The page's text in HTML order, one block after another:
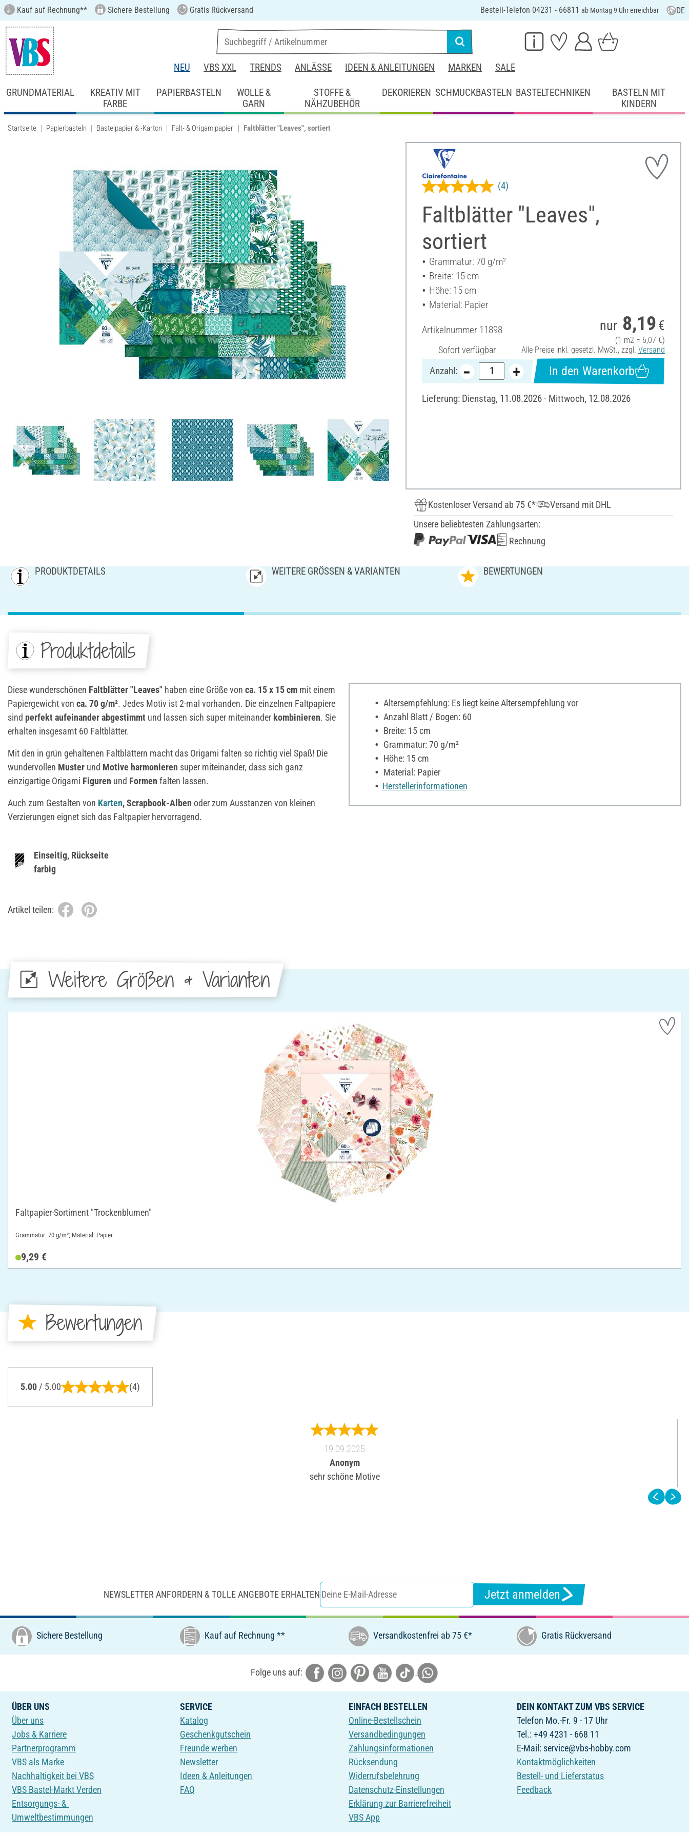
Kauf auf Rechnung** Sichere Bestellung Gratis Rückversand Bestell-Telefon 04231 - 66811 ab Montag 9 Uhr erreichbar DE
NEU VBS XXL TRENDS ANLÄSSE IDEEN & ANLEITUNGEN MARKEN SALE
GRUNDMATERIAL
KREATIV MIT
FARBE
PAPIERBASTELN
WOLLE &
GARN
STOFFE &
NÄHZUBEHÖR
DEKORIEREN SCHMUCKBASTELN BASTELTECHNIKEN
BASTELN MIT
KINDERN
Startseite Papierbasteln Bastelpapier & -Karton Falt- & Origamipapier Faltblätter "Leaves", sortiert
Faltblätter "Leaves",
sortiert
(4)
Grammatur: 70 g/m²
Breite: 15 cm
Höhe: 15 cm
Material: Papier
Artikelnummer 11898
Sofort verfügbar
nur 8,19 €
(1 m2 = 6,07 €)
Alle Preise inkl. gesetzl. MwSt., zzgl. Versand
Anzahl: In den Warenkorb
Lieferung: Dienstag, 11.08.2026 - Mittwoch, 12.08.2026
Kostenloser Versand ab 75 €*
Versand mit DHL
Unsere beliebtesten Zahlungsarten:
Rechnung
PRODUKTDETAILS WEITERE GRÖSSEN & VARIANTEN BEWERTUNGEN
Produktdetails
Diese wunderschönen Faltblätter "Leaves" haben eine Größe von ca. 15 x 15 cm mit einem
Papiergewicht von ca. 70 g/m². Jedes Motiv ist 2-mal vorhanden. Die einzelnen Faltpapiere
sind perfekt aufeinander abgestimmt und lassen sich super miteinander kombinieren. Sie
erhalten insgesamt 60 Faltblätter.
Mit den in grün gehaltenen Faltblättern macht das Origami falten so richtig viel Spaß! Die
wundervollen Muster und Motive harmonieren super miteinander, dass sich ganz
einzigartige Origami Figuren und Formen falten lassen.
Auch zum Gestalten von Karten, Scrapbook-Alben oder zum Ausstanzen von kleinen
Verzierungen eignet sich das Faltpapier hervorragend.
Altersempfehlung: Es liegt keine Altersempfehlung vor
Anzahl Blatt / Bogen: 60
Breite: 15 cm
Grammatur: 70 g/m²
Höhe: 15 cm
Material: Papier
Herstellerinformationen
Einseitig, Rückseite
farbig
Artikel teilen:
Weitere Größen & Varianten
Faltpapier-Sortiment "Trockenblumen"
Grammatur: 70 g/m²; Material: Papier
9,29 €
Bewertungen
5.00 / 5.00 (4)
19.09.2025
Anonym
sehr schöne Motive
NEWSLETTER ANFORDERN & TOLLE ANGEBOTE ERHALTEN Jetzt anmelden
Sichere Bestellung Kauf auf Rechnung ** Versandkostenfrei ab 75 €* Gratis Rückversand
Folge uns auf:
ÜBER UNS
Über uns
Jobs & Karriere
Partnerprogramm
VBS als Marke
Nachhaltigkeit bei VBS
VBS Bastel-Markt Verden
Entsorgungs- &
Umweltbestimmungen
SERVICE
Katalog
Geschenkgutschein
Freunde werben
Newsletter
Ideen & Anleitungen
FAQ
EINFACH BESTELLEN
Online-Bestellschein
Versandbedingungen
Zahlungsinformationen
Rücksendung
Widerrufsbelehrung
Datenschutz-Einstellungen
Erklärung zur Barrierefreiheit
VBS App
DEIN KONTAKT ZUM VBS SERVICE
Telefon Mo.-Fr. 9 - 17 Uhr
Tel.: +49 4231 - 668 11
E-Mail: service@vbs-hobby.com
Kontaktmöglichkeiten
Bestell- und Lieferstatus
Feedback